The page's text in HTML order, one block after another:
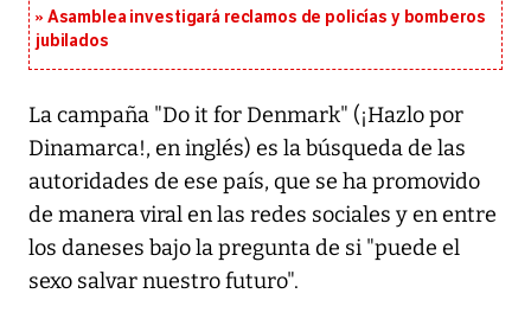
Asamblea investigará reclamos de policías y bomberos
jubilados
La campaña "Do it for Denmark" (¡Hazlo por
Dinamarca!, en inglés) es la búsqueda de las
autoridades de ese país, que se ha promovido
de manera viral en las redes sociales y en entre
los daneses bajo la pregunta de si "puede el
sexo salvar nuestro futuro".